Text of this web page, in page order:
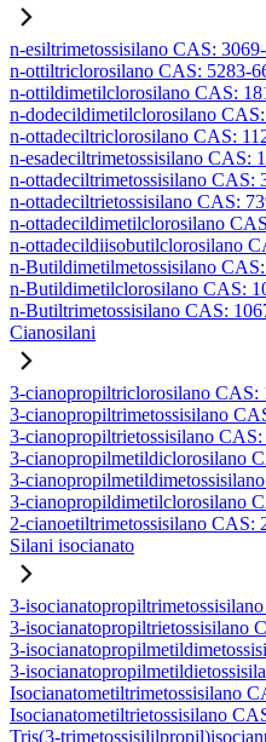
n-esiltrimetossisilano CAS:
n-ottiltriclorosilano CAS: 5283-
n-ottildimetilclorosilano CAS:
n-dodecildimetilclorosilano
n-ottadeciltriclorosilano CAS:
n-esadeciltrimetossisilano CAS:
n-ottadeciltrimetossisilano CAS:
n-ottadeciltrietossisilano CAS:
n-ottadecildimetilclorosilano
n-ottadecildiisobutilclorosilano
n-Butildimetilmetossisilano
n-Butildimetilclorosilano CAS:
n-Butiltrimetossisilano CAS:
Cianosilani
3-cianopropiltriclorosilano CAS:
3-cianopropiltrimetossisilano
3-cianopropiltrietossisilano
3-cianopropilmetildiclorosilano
3-
3-cianopropildimetilclorosilano
2-cianoetiltrimetossisilano CAS:
Silani isocianato
3-
3-isocianatopropiltrietossisilano
3-
3-
Isocianatometiltrimetossisilano
Isocianatometiltrietossisilano
Tris(3-